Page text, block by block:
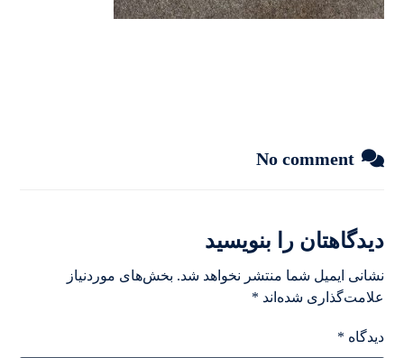
No comment
دیدگاهتان را بنویسید
نشانی ایمیل شما منتشر نخواهد شد. بخش‌های موردنیاز
علامت‌گذاری شده‌اند *
دیدگاه *